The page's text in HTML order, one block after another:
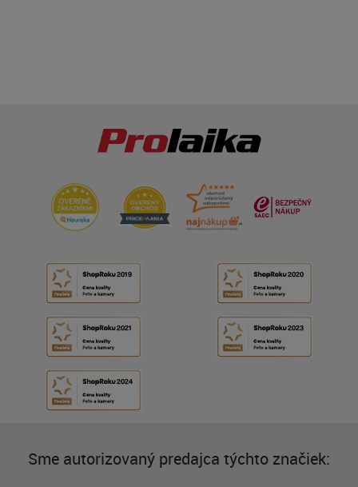
Sme autorizovaný predajca týchto značiek: